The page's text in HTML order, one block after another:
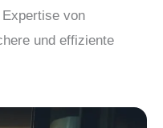
von
und effiziente